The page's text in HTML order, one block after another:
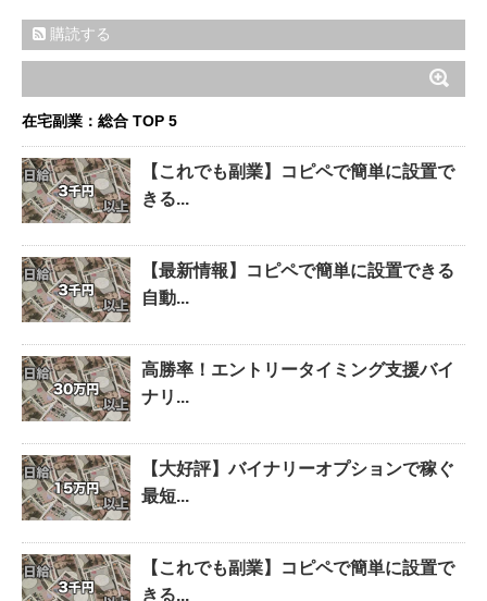
購読する
在宅副業：総合 TOP 5
【これでも副業】コピペで簡単に設置で
きる...
【最新情報】コピペで簡単に設置できる
自動...
高勝率！エントリータイミング支援バイ
ナリ...
【大好評】バイナリーオプションで稼ぐ
最短...
【これでも副業】コピペで簡単に設置で
きる...